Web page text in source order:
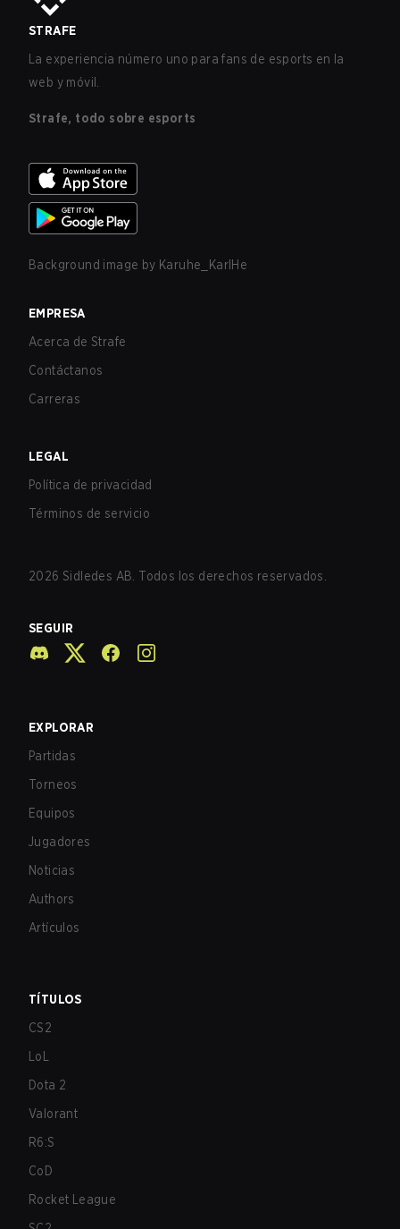
STRAFE
La experiencia número uno para fans de esports en la
web y móvil.
Strafe, todo sobre esports
Background image by Karuhe_KarlHe
EMPRESA
Acerca de Strafe
Contáctanos
Carreras
LEGAL
Política de privacidad
Términos de servicio
2026 Sidledes AB. Todos los derechos reservados.
SEGUIR
EXPLORAR
Partidas
Torneos
Equipos
Jugadores
Noticias
Authors
Artículos
TÍTULOS
CS2
LoL
Dota 2
Valorant
R6:S
CoD
Rocket League